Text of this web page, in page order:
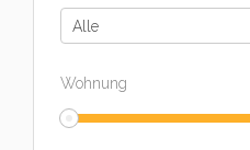
Alle
Wohnung